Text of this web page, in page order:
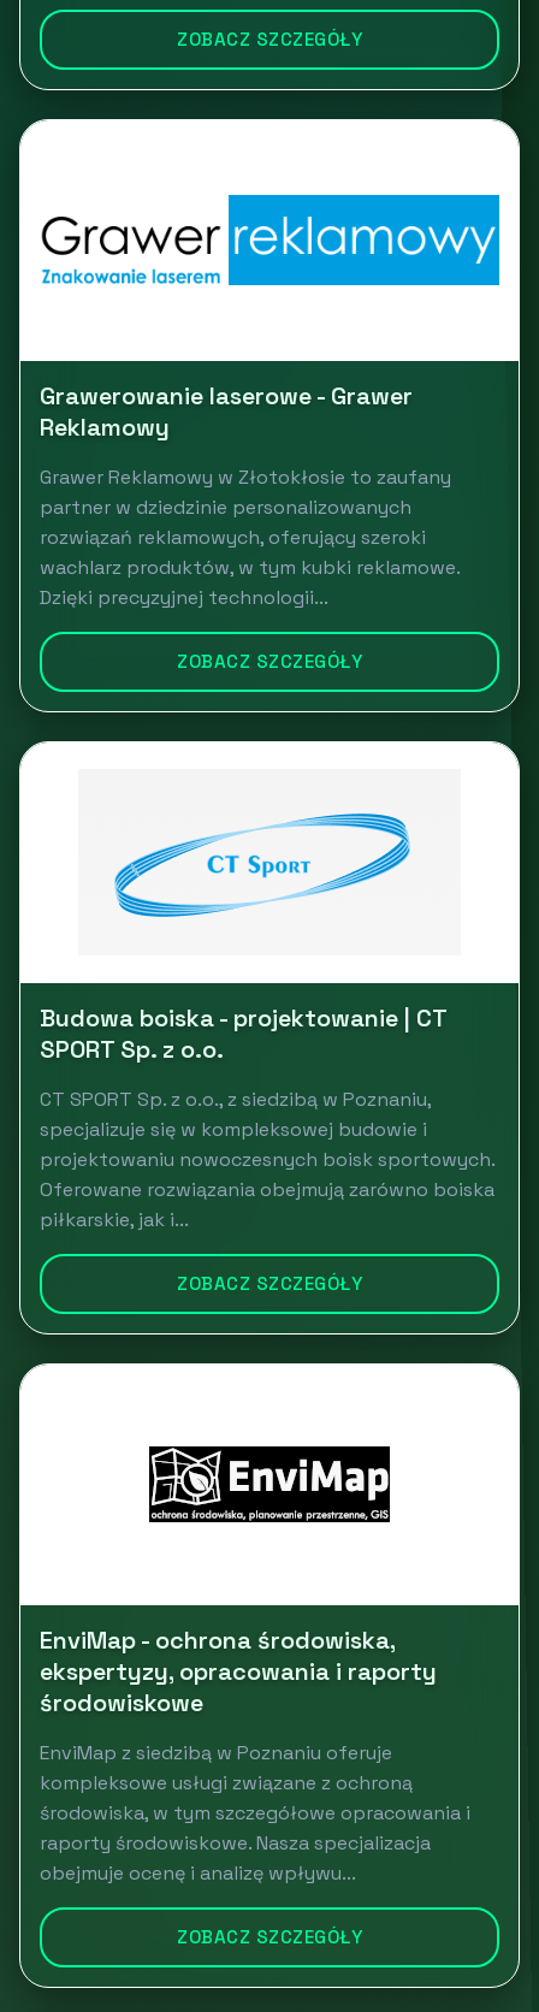
ZOBACZ SZCZEGÓŁY
Grawerowanie laserowe - Grawer
Reklamowy
Grawer Reklamowy w Złotokłosie to zaufany
partner w dziedzinie personalizowanych
rozwiązań reklamowych, oferujący szeroki
wachlarz produktów, w tym kubki reklamowe.
Dzięki precyzyjnej technologii...
ZOBACZ SZCZEGÓŁY
Budowa boiska - projektowanie | CT
SPORT Sp. z o.o.
CT SPORT Sp. z o.o., z siedzibą w Poznaniu,
specjalizuje się w kompleksowej budowie i
projektowaniu nowoczesnych boisk sportowych.
Oferowane rozwiązania obejmują zarówno boiska
piłkarskie, jak i...
ZOBACZ SZCZEGÓŁY
EnviMap - ochrona środowiska,
ekspertyzy, opracowania i raporty
środowiskowe
EnviMap z siedzibą w Poznaniu oferuje
kompleksowe usługi związane z ochroną
środowiska, w tym szczegółowe opracowania i
raporty środowiskowe. Nasza specjalizacja
obejmuje ocenę i analizę wpływu...
ZOBACZ SZCZEGÓŁY